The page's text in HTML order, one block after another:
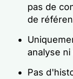
pas de
de
analyse
Pas